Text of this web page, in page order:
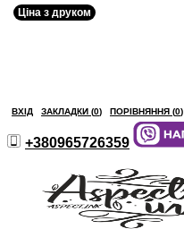
ВХІД ЗАКЛАДКИ (0) ПОРІВНЯННЯ (0)
+380965726359
Ціна з друком